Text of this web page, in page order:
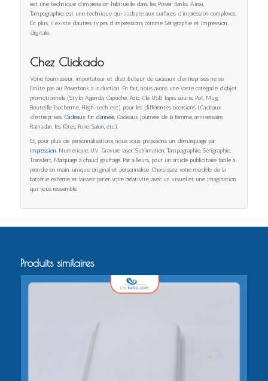
est une technique d’impression habituelle dans les Power Banks. Ainsi,
Tampographie, est une technique qui s’adapte aux surfaces d’impression complexes.
En plus, il existe d’autres types d’impressions comme Sérigraphie et Impression
digitale.
Chez Clickado
Votre fournisseur, importateur et distributeur de cadeaux d’entreprises ne se
limite pas au Powerbank à induction. En fait, nous avons une vaste catégorie d’objet
promotionnels (Stylo, Agenda, Capuche, Polo, Clé USB, Tapis souris, Pot, Mug,
Bouteille Isotherme, High-tech, etc.) pour les différentes occasions (Cadeaux
d’entreprises, Cadeaux fin d’année, Cadeaux journée de la femme, anniversaire,
Ramadan, les fêtes, Foire, Salon, etc.).
Et, pour plus de personnalisations, nous vous proposons un démarquage par
impression. Numérique, UV, Gravure laser, Sublimation, Tampographie, Sérigraphie,
Transfert, Marquage à chaud, gaufrage. Par ailleurs, pour un article publicitaire facile à
prendre en main, unique, original et personnalisé. Choisissez votre modèle de la
batterie externe et laissez parler votre créativité, avec un visuel et une imagination
qui vous ressemble.
Produits similaires